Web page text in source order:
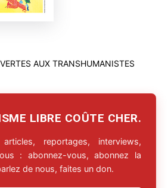
LIBRE COÛTE CHER.
reportages, interviews,
: abonnez-vous, abonnez la
de nous, faites un don.